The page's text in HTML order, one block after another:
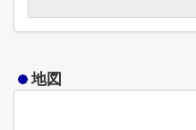
地図